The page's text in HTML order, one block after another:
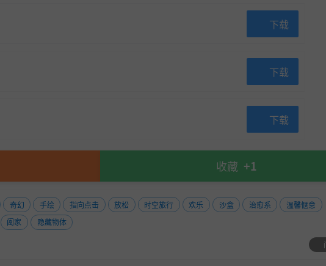
下载
下载
下载
收藏 +1
奇幻 手绘 指向点击 放松 时空旅行 欢乐 沙盒 治愈系
温馨惬意
阖家 隐藏物体